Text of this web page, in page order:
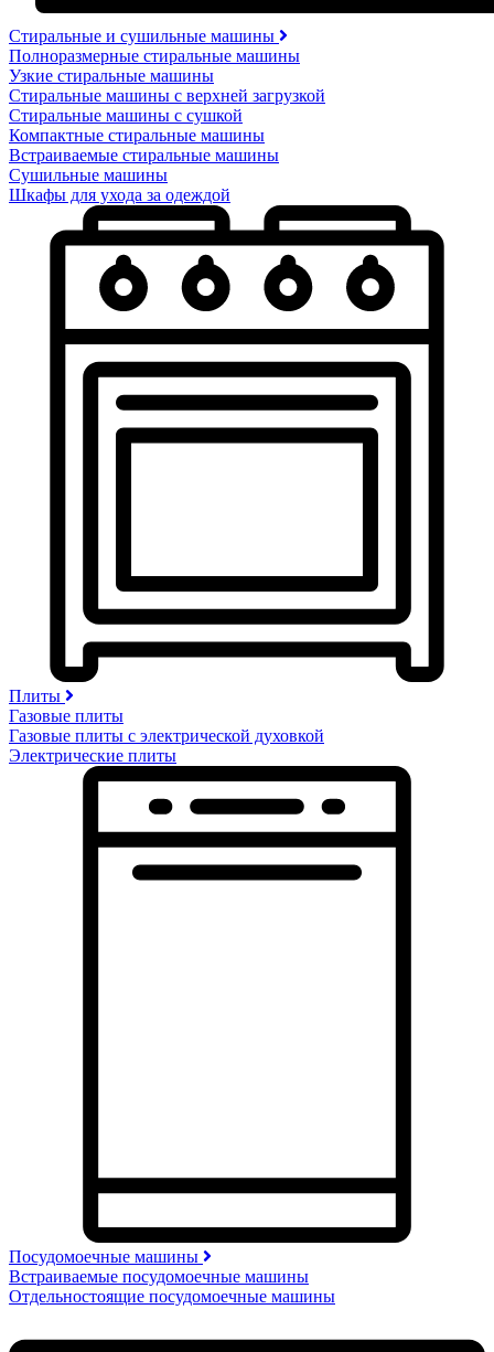
Стиральные и сушильные машины
Полноразмерные стиральные машины
Узкие стиральные машины
Стиральные машины с верхней загрузкой
Стиральные машины с сушкой
Компактные стиральные машины
Встраиваемые стиральные машины
Сушильные машины
Шкафы для ухода за одеждой
Плиты
Газовые плиты
Газовые плиты с электрической духовкой
Электрические плиты
Посудомоечные машины
Встраиваемые посудомоечные машины
Отдельностоящие посудомоечные машины